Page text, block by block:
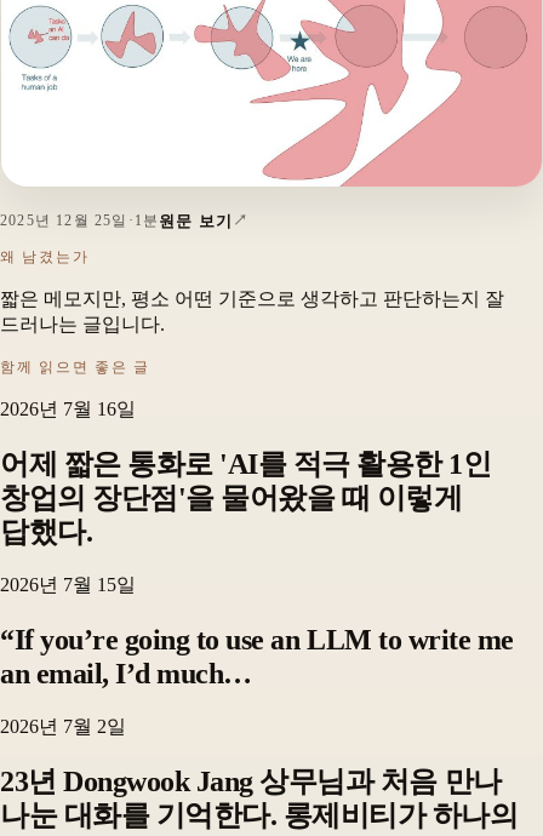
2025년 12월 25일 · 1분 원문 보기
왜 남겼는가
짧은 메모지만, 평소 어떤 기준으로 생각하고 판단하는지 잘
드러나는 글입니다.
함께 읽으면 좋은 글
2026년 7월 16일
어제 짧은 통화로 'AI를 적극 활용한 1인
창업의 장단점'을 물어왔을 때 이렇게
답했다.
2026년 7월 15일
“If you’re going to use an LLM to write me
an email, I’d much…
2026년 7월 2일
23년 Dongwook Jang 상무님과 처음 만나
나눈 대화를 기억한다. 롱제비티가 하나의